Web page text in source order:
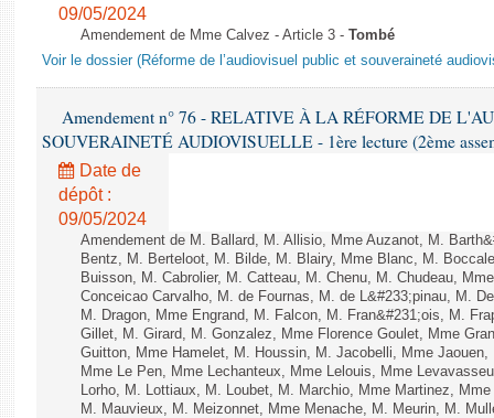
09/05/2024
Amendement de Mme Calvez - Article 3 - Tombé
Voir le dossier (Réforme de l’audiovisuel public et souveraineté
Amendement n° 76 - RELATIVE À LA RÉFORME DE
SOUVERAINETÉ AUDIOVISUELLE - 1ère lecture (2ème
Date de
dépôt :
09/05/2024
Amendement de M. Ballard, M. Allisio, Mme Auzanot, M.
Bentz, M. Berteloot, M. Bilde, M. Blairy, Mme Blanc, M.
Buisson, M. Cabrolier, M. Catteau, M. Chenu, M. Chudeau,
Conceicao Carvalho, M. de Fournas, M. de L&#233;pinau, M.
M. Dragon, Mme Engrand, M. Falcon, M. Fran&#231;ois, M.
Gillet, M. Girard, M. Gonzalez, Mme Florence Goulet, Mme
Guitton, Mme Hamelet, M. Houssin, M. Jacobelli, Mme
Mme Le Pen, Mme Lechanteux, Mme Lelouis, Mme
Lorho, M. Lottiaux, M. Loubet, M. Marchio, Mme Martinez,
M. Mauvieux, M. Meizonnet, Mme Menache, M. Meurin, M.